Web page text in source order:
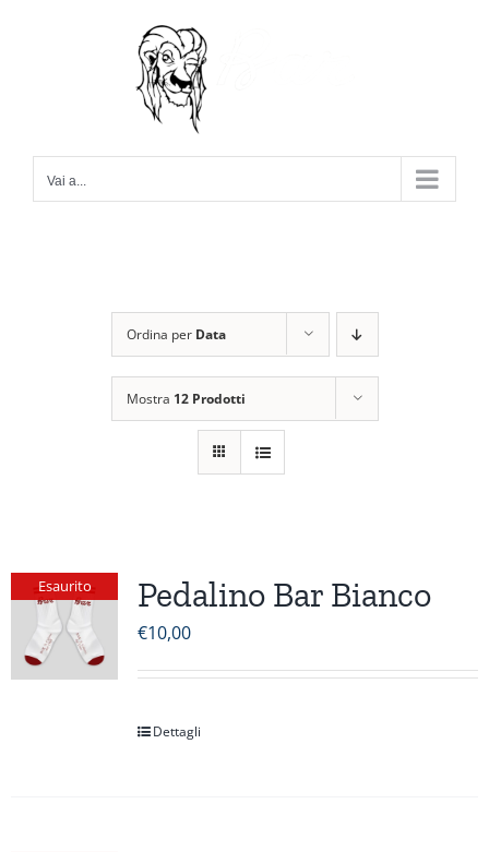
Vai a...
Ordina per Data
Mostra 12 Prodotti
Esaurito Pedalino Bar Bianco
€10,00
Dettagli